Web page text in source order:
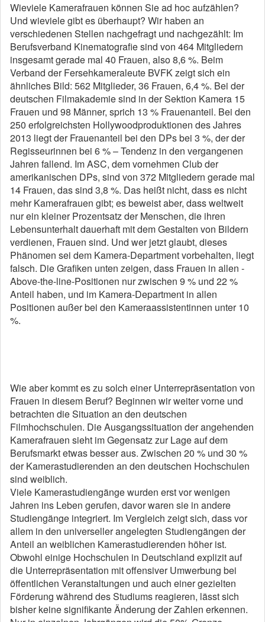
Wieviele Kamerafrauen können Sie ad hoc aufzählen?
Und wieviele gibt es überhaupt? Wir haben an
verschiedenen Stellen nachgefragt und nachgezählt: Im
Berufsverband Kinematografie sind von 464 Mitgliedern
insgesamt ­gerade mal 40 Frauen, also 8,6 %. Beim
Verband der Fersehkameraleute BVFK zeigt sich ein
ähnliches Bild: 562 Mitglieder, 36 Frauen, 6,4 %. Bei der
deutschen Filmakademie sind in der Sektion Kamera 15
Frauen und 98 Männer, sprich 13 % Frauenanteil. Bei den
250 erfolgreichsten Hollywoodproduktionen des Jahres
2013 liegt der Frauenanteil bei den DPs bei 3 %, der der
Regisseurinnen bei 6 % – Tendenz in den vergangenen
Jahren fallend. Im ASC, dem vornehmen Club der
amerikanischen DPs, sind von 372 Mitgliedern gerade mal
14 Frauen, das sind 3,8 %. Das heißt nicht, dass es nicht
mehr Kamerafrauen gibt; es beweist aber, dass weltweit
nur ein kleiner Prozentsatz der Menschen, die ihren
Lebensunterhalt dauerhaft mit dem Gestalten von Bildern
verdienen, Frauen sind. Und wer jetzt glaubt, dieses
Phänomen sei dem Kamera-Department vorbehalten, liegt
falsch. Die Grafiken unten zeigen, dass Frauen in allen ­
Above-the-line-Positionen nur zwischen 9 % und 22 %
Anteil haben, und im Kamera-Department in allen
Positionen außer bei den ­Kameraassistentinnen unter 10
%.
Wie aber kommt es zu solch einer Unter­repräsentation von
Frauen in diesem Beruf? Beginnen wir weiter vorne und
betrachten die Situation an den deutschen
Filmhochschulen. Die Ausgangssituation der angehenden
Kamerafrauen sieht im Gegensatz zur Lage auf dem
Berufsmarkt etwas besser aus. Zwischen 20 % und 30 %
der Kamerastudierenden an den deutschen Hochschulen
sind weiblich.
Viele Kamerastudiengänge wurden erst vor wenigen
Jahren ins Leben gerufen, davor waren sie in andere
Studiengänge integriert. Im Vergleich zeigt sich, dass vor
allem in den universeller angelegten Studiengängen der
Anteil an weiblichen Kamerastudierenden ­höher ist.
Obwohl einige Hochschulen in Deutschland explizit auf
die Unterrepräsentation mit offensiver Umwerbung bei
öffentlichen Veranstaltungen und auch einer gezielten
Förderung während des Studiums reagieren, lässt sich
bisher keine signifikante Änderung der Zahlen er­kennen.